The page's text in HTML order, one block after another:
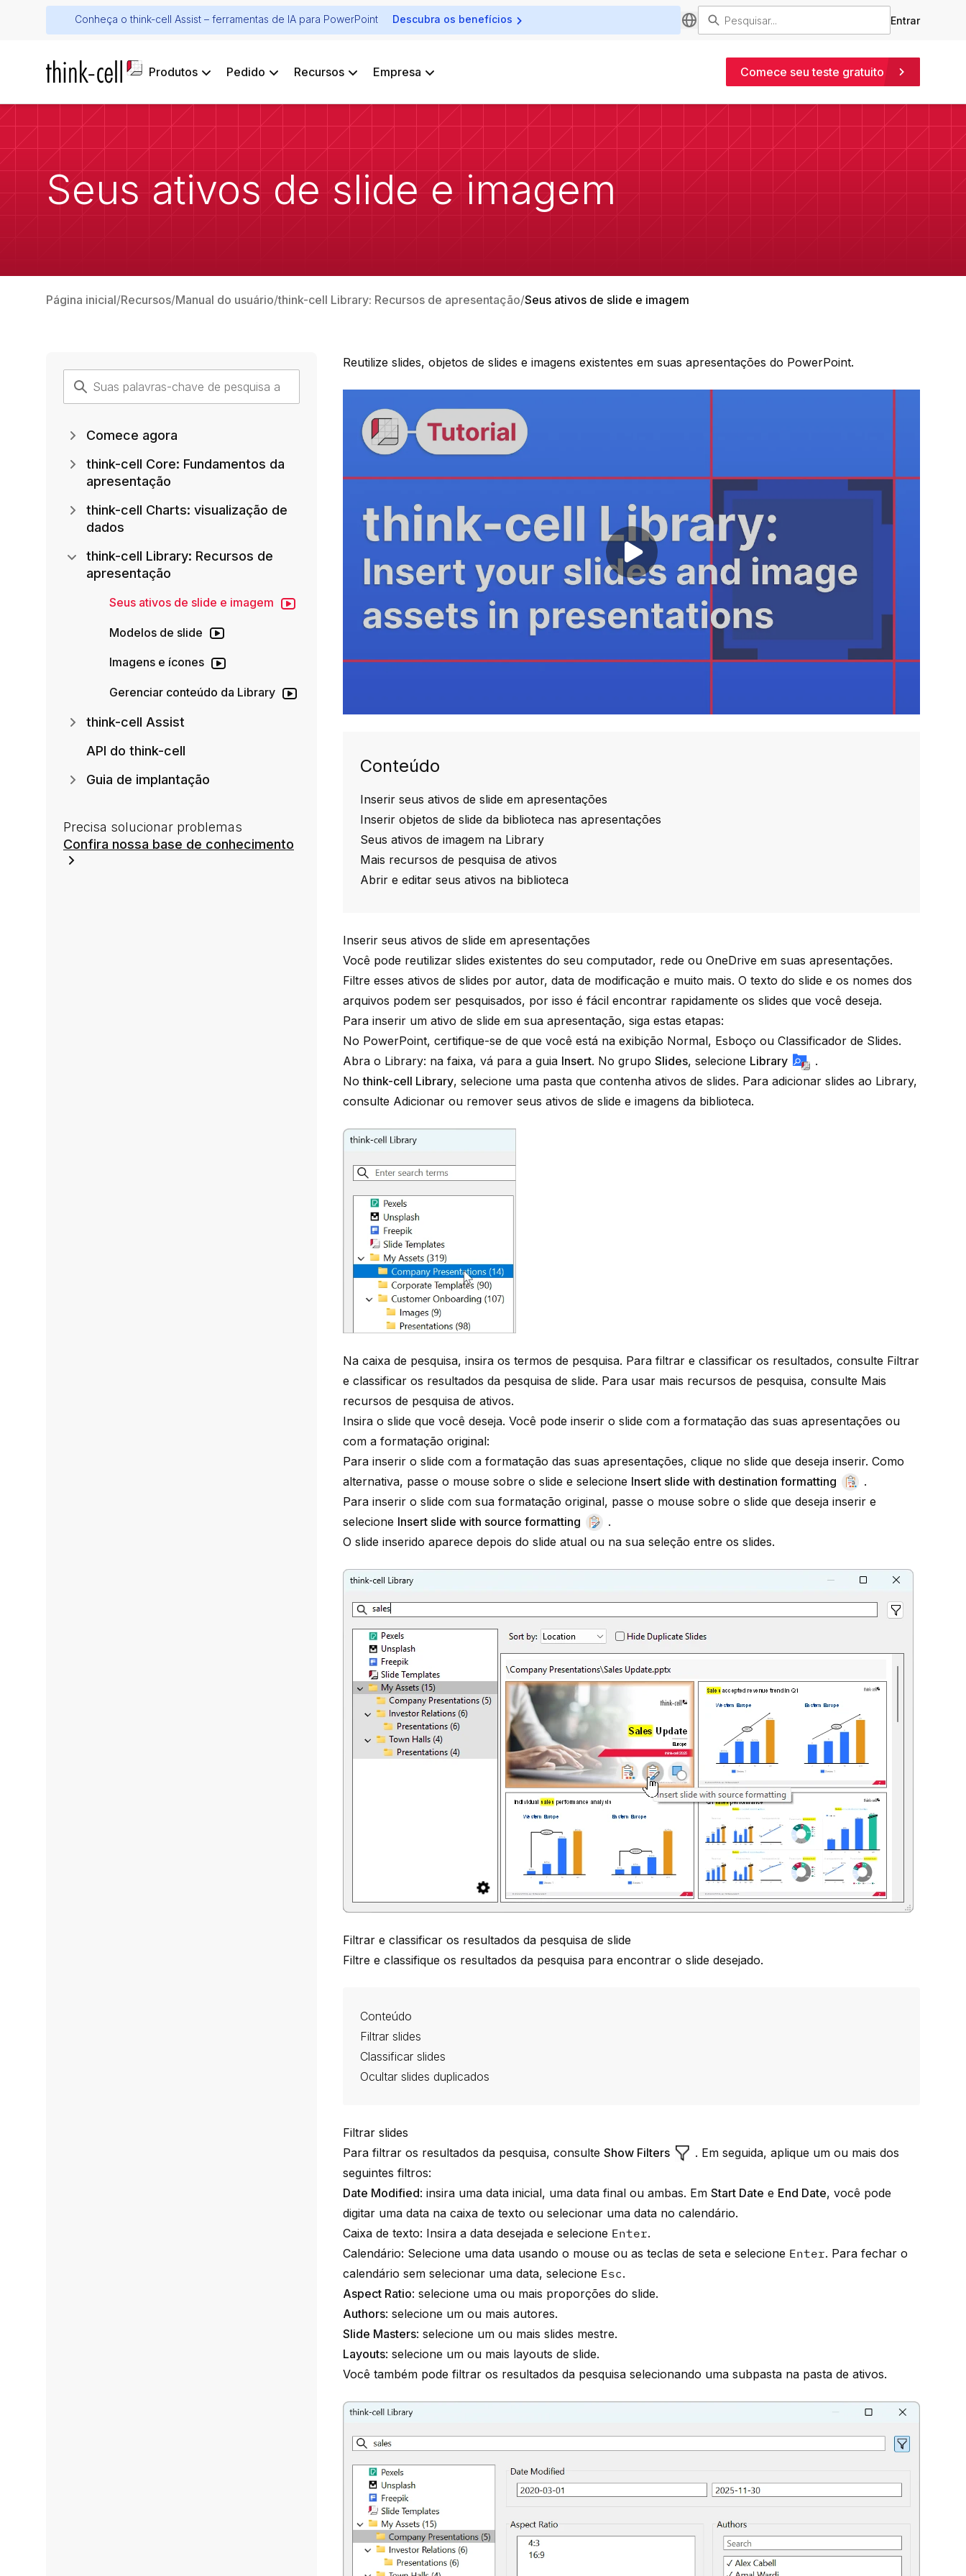
Conheça o think-cell Assist – ferramentas de IA para PowerPoint Descubra os benefícios Entrar
Produtos Pedido Recursos Empresa Comece seu teste gratuito
Seus ativos de slide e imagem
Página inicial Recursos Manual do usuário think-cell Library: Recursos de apresentação Seus ativos de slide e imagem
Reutilize slides, objetos de slides e imagens existentes em suas apresentações do PowerPoint.
Play video
Conteúdo
Inserir seus ativos de slide em apresentações
Inserir objetos de slide da biblioteca nas apresentações
Seus ativos de imagem na Library
Mais recursos de pesquisa de ativos
Abrir e editar seus ativos na biblioteca
Inserir seus ativos de slide em apresentações
Você pode reutilizar slides existentes do seu computador, rede ou OneDrive em suas apresentações.
Filtre esses ativos de slides por autor, data de modificação e muito mais. O texto do slide e os nomes dos
arquivos podem ser pesquisados, por isso é fácil encontrar rapidamente os slides que você deseja.
Para inserir um ativo de slide em sua apresentação, siga estas etapas:
No PowerPoint, certifique-se de que você está na exibição Normal, Esboço ou Classificador de Slides.
Abra o Library: na faixa, vá para a guia Insert. No grupoSlides, selecione Library
.
Nothink-cell Library, selecione uma pasta que contenha ativos de slides. Para adicionar slides ao Library,
consulte Adicionar ou remover seus ativos de slide e imagens da biblioteca.
Na caixa de pesquisa, insira os termos de pesquisa. Para filtrar e classificar os resultados, consulte Filtrar
e classificar os resultados da pesquisa de slide. Para usar mais recursos de pesquisa, consulte Mais
recursos de pesquisa de ativos.
Insira o slide que você deseja. Você pode inserir o slide com a formatação das suas apresentações ou
com a formatação original:
Para inserir o slide com a formatação das suas apresentações, clique no slide que deseja inserir. Como
alternativa, passe o mouse sobre o slide e selecione Insert slide with destination formatting
.
Para inserir o slide com sua formatação original, passe o mouse sobre o slide que deseja inserir e
selecione Insert slide with source formatting
.
O slide inserido aparece depois do slide atual ou na sua seleção entre os slides.
Filtrar e classificar os resultados da pesquisa de slide
Filtre e classifique os resultados da pesquisa para encontrar o slide desejado.
Conteúdo
Filtrar slides
Classificar slides
Ocultar slides duplicados
Filtrar slides
Para filtrar os resultados da pesquisa, consulteShow Filters
. Em seguida, aplique um ou mais dos
seguintes filtros:
Date Modified: insira uma data inicial, uma data final ou ambas. EmStart Date e End Date, você pode
digitar uma data na caixa de texto ou selecionar uma data no calendário.
Caixa de texto: Insira a data desejada e selecione Enter.
Calendário: Selecione uma data usando o mouse ou as teclas de seta e selecione Enter. Para fechar o
calendário sem selecionar uma data, selecione Esc.
Aspect Ratio: selecione uma ou mais proporções do slide.
Authors: selecione um ou mais autores.
Slide Masters: selecione um ou mais slides mestre.
Layouts: selecione um ou mais layouts de slide.
Você também pode filtrar os resultados da pesquisa selecionando uma subpasta na pasta de ativos.
Comece agora
think-cell Core: Fundamentos da
apresentação
think-cell Charts: visualização de
dados
think-cell Library: Recursos de
apresentação
Seus ativos de slide e imagem
Modelos de slide
Imagens e ícones
Gerenciar conteúdo da Library
think-cell Assist
API do think-cell
Guia de implantação
Precisa solucionar problemas
Confira nossa base de conhecimento